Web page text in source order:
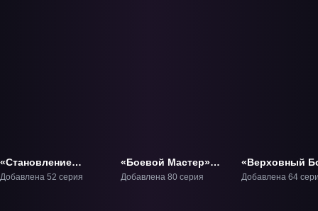
«Становление
богом» ТВ-1
Добавлена 52 серия
«Боевой Мастер»
ТВ-1
Добавлена 80 серия
«Верховный
ТВ-1
Добавлена 64